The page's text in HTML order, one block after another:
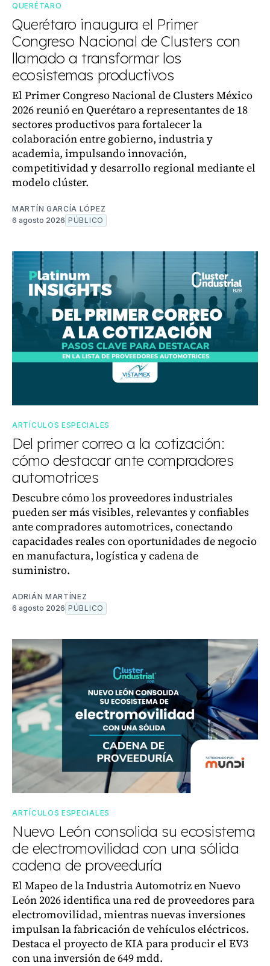
QUERÉTARO
Querétaro inaugura el Primer
Congreso Nacional de Clusters con
llamado a transformar los
ecosistemas productivos
El Primer Congreso Nacional de Clusters México
2026 reunió en Querétaro a representantes de 18
sectores productivos para fortalecer la
colaboración entre gobierno, industria y
academia, impulsando innovación,
competitividad y desarrollo regional mediante el
modelo clúster.
MARTÍN GARCÍA LÓPEZ
6 agosto 2026 PÚBLICO
ARTÍCULOS ESPECIALES
Del primer correo a la cotización:
cómo destacar ante compradores
automotrices
Descubre cómo los proveedores industriales
pueden ser más visibles, relevantes y confiables
ante compradores automotrices, conectando
capacidades reales con oportunidades de negocio
en manufactura, logística y cadena de
suministro.
ADRIÁN MARTÍNEZ
6 agosto 2026 PÚBLICO
ARTÍCULOS ESPECIALES
Nuevo León consolida su ecosistema
de electromovilidad con una sólida
cadena de proveeduría
El Mapeo de la Industria Automotriz en Nuevo
León 2026 identifica una red de proveedores para
electromovilidad, mientras nuevas inversiones
impulsan la fabricación de vehículos eléctricos.
Destaca el proyecto de KIA para producir el EV3
con una inversión de 649 mdd.